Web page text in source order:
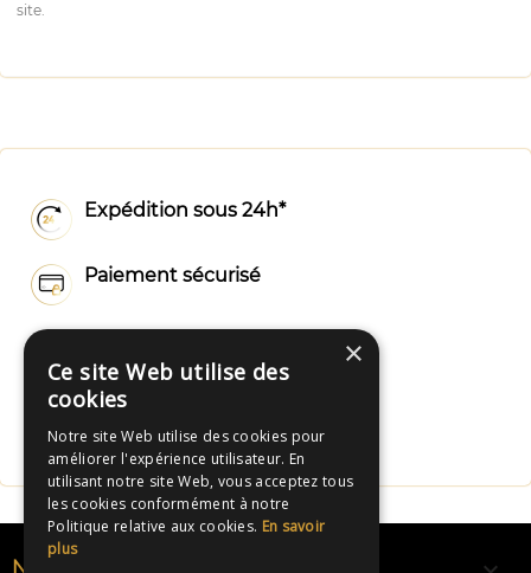
site.
Expédition sous 24h*
Paiement sécurisé
Fabrication Française
NOS RUBANS
×
Ce site Web utilise des
cookies
Notre site Web utilise des cookies pour
améliorer l'expérience utilisateur. En
utilisant notre site Web, vous acceptez tous
les cookies conformément à notre
Politique relative aux cookies. En savoir
plus